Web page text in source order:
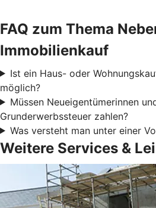
FAQ zum Thema
Immobilienkauf
Ist ein Haus- oder
möglich?
Müssen Neueigentümerinnen
Grunderwerbssteuer zahlen?
Was versteht man unter einer
Weitere Services &